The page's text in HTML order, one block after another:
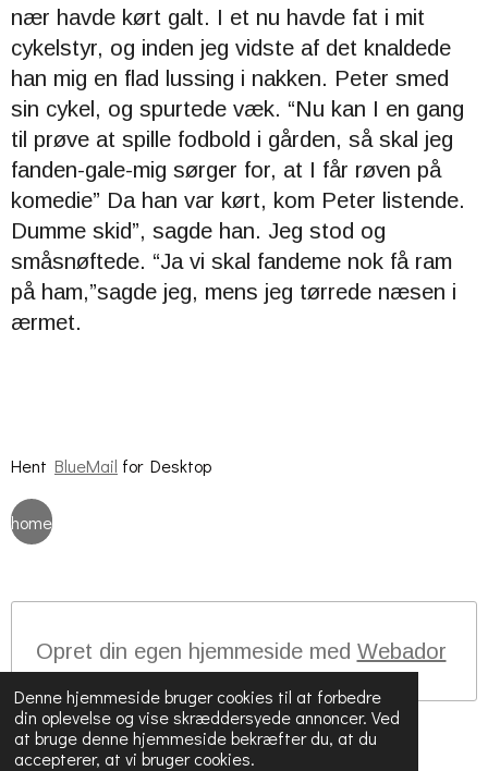
Denne hjemmeside bruger cookies til at forbedre
din oplevelse og vise skræddersyede annoncer. Ved
at bruge denne hjemmeside bekræfter du, at du
accepterer, at vi bruger cookies.
nær havde kørt galt. I et nu havde fat i mit
cykelstyr, og inden jeg vidste af det knaldede
han mig en flad lussing i nakken. Peter smed
sin cykel, og spurtede væk. “Nu kan I en gang
til prøve at spille fodbold i gården, så skal jeg
fanden-gale-mig sørger for, at I får røven på
komedie” Da han var kørt, kom Peter listende.
Dumme skid”, sagde han. Jeg stod og
småsnøftede. “Ja vi skal fandeme nok få ram
på ham,”sagde jeg, mens jeg tørrede næsen i
ærmet.
Hent BlueMail for Desktop
home
Opret din egen hjemmeside med Webador